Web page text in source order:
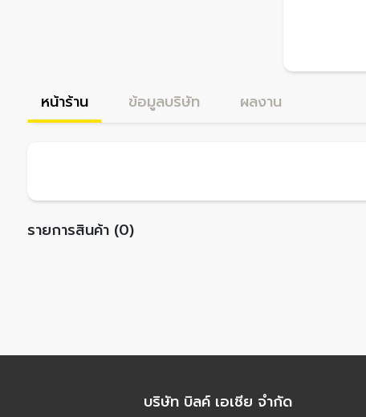
หน้าร้าน ข้อมูลบริษัท ผลงาน
รายการสินค้า (0)
บริษัท บิลค์ เอเชีย จำกัด